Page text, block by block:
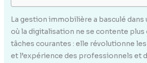
La gestion immobilière a basculé dans
où la digitalisation ne se contente plus
tâches courantes : elle révolutionne
et l’expérience des professionnels et